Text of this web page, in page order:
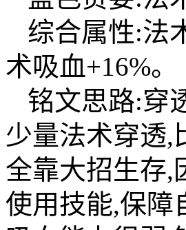
综合属性:法
术吸血+16%。
铭文思路:穿
少量法术穿透,
全靠大招生存,
使用技能,保障